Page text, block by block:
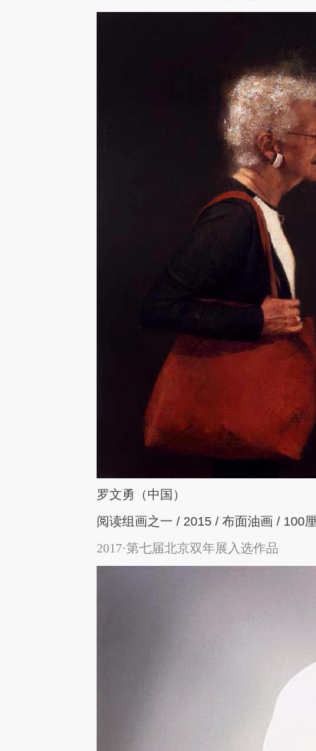
罗文勇（中国）
阅读组画之一 / 2015 / 布面油画 / 100
2017·第七届北京双年展入选作品